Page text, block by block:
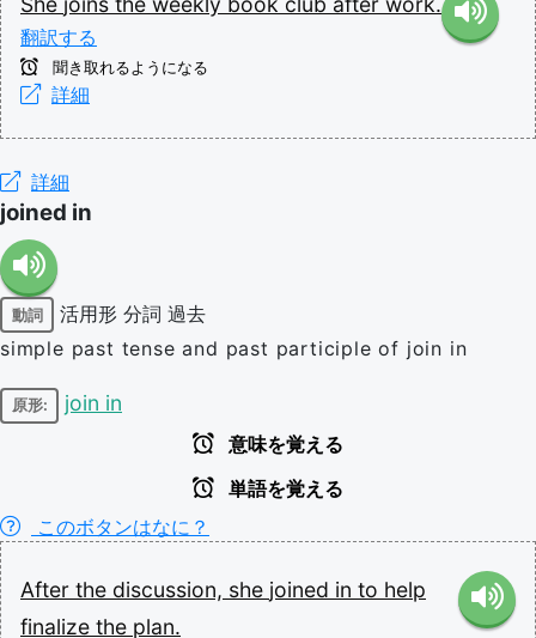
翻訳する
聞き取れるようになる
詳細
詳細
joined in
動詞 活用形 分詞 過去
simple past tense and past participle of join in
原形: join in
意味を覚える
単語を覚える
このボタンはなに？
After the discussion, she joined in to help
finalize the plan.